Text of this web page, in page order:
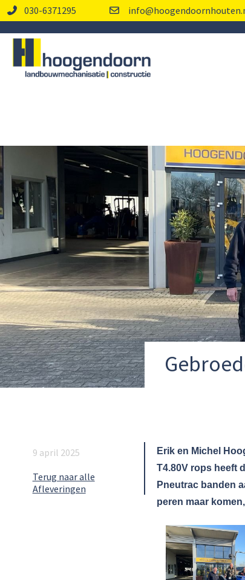
030-6371295
9 april 2025
Terug naar alle
Afleveringen
Erik en Michel
T4.80V rops heeft
Pneutrac banden
peren maar